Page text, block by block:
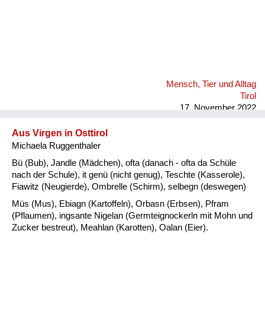
Mensch, Tier und Alltag
Tirol
17. November 2022
Aus Virgen in Osttirol
Michaela Ruggenthaler
Bü (Bub), Jandle (Mädchen), ofta (danach - ofta da Schüle
nach der Schule), it genü (nicht genug), Teschte (Kasserole),
Fiawitz (Neugierde), Ombrelle (Schirm), selbegn (deswegen)
Müs (Mus), Ebiagn (Kartoffeln), Orbasn (Erbsen), Pfram
(Pflaumen), ingsante Nigelan (Germteignockerln mit Mohn und
Zucker bestreut), Meahlan (Karotten), Oalan (Eier).